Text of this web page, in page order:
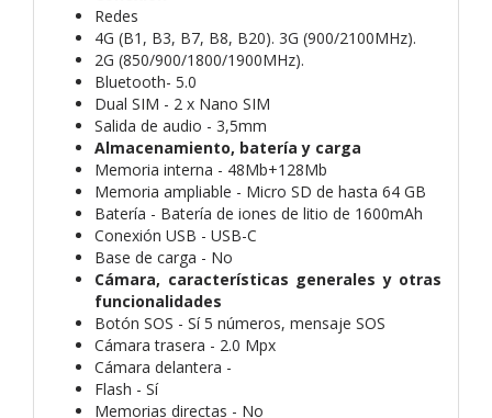
Redes
4G (B1, B3, B7, B8, B20). 3G (900/2100MHz).
2G (850/900/1800/1900MHz).
Bluetooth- 5.0
Dual SIM - 2 x Nano SIM
Salida de audio - 3,5mm
Almacenamiento, batería y carga
Memoria interna - 48Mb+128Mb
Memoria ampliable - Micro SD de hasta 64 GB
Batería - Batería de iones de litio de 1600mAh
Conexión USB - USB-C
Base de carga - No
Cámara, características generales y otras
funcionalidades
Botón SOS - Sí 5 números, mensaje SOS
Cámara trasera - 2.0 Mpx
Cámara delantera -
Flash - Sí
Memorias directas - No